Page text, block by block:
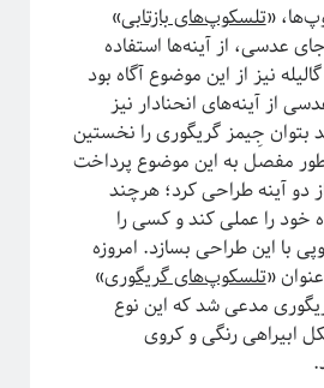
آمار آینشتین
رشته انتروپی
برآمدگی
ترویج علم
دکتری
«تلسکوپ‌های بازتابی‌»
عدسی، از آینه‌ها استفاده
نیز از این موضوع آگاه بود
از آینه‌های انحنادار نیز
بتوان جِیمز گریگوری را نخستین
مفصل به این موضوع پرداخت
دو آینه طراحی کرد؛ هرچند
خود را عملی کند و کسی را
با این طراحی بسازد. امروزه
«تلسکوپ‌های گریگوری»
مدعی شد که این نوع
ابیراهی رنگی و کروی